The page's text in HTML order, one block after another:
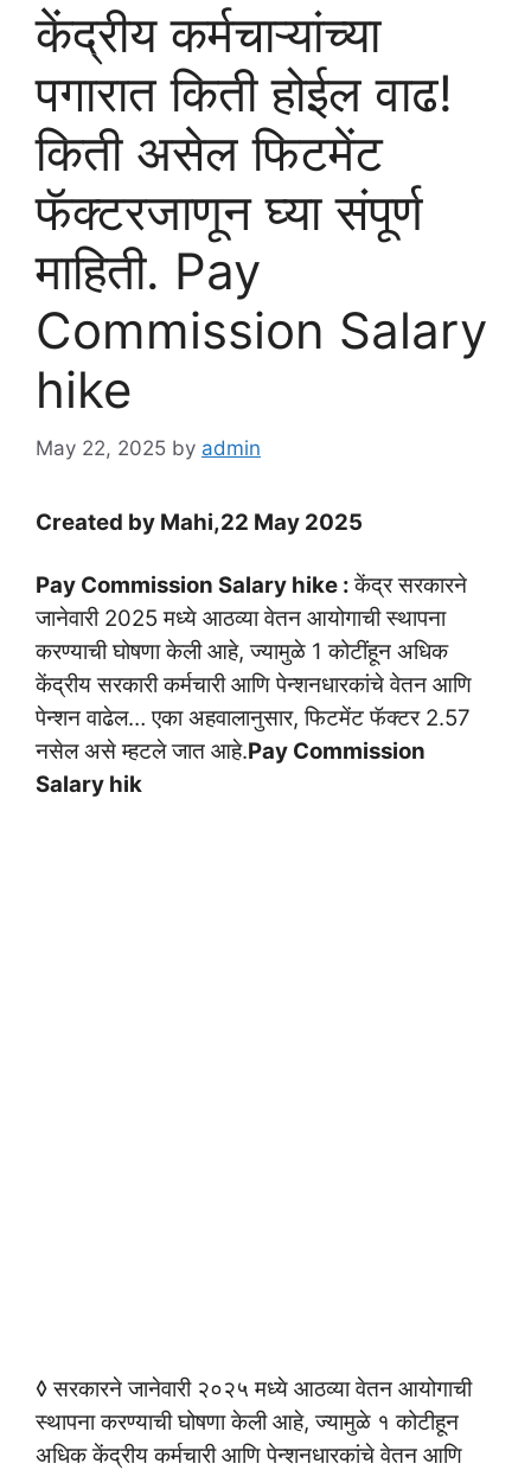
केंद्रीय कर्मचाऱ्यांच्या
पगारात किती होईल वाढ!
किती असेल फिटमेंट
फॅक्टरजाणून घ्या संपूर्ण
माहिती. Pay
Commission Salary
hike
May 22, 2025 by admin
Created by Mahi,22 May 2025
Pay Commission Salary hike :केंद्र सरकारने
जानेवारी 2025 मध्ये आठव्या वेतन आयोगाची स्थापना
करण्याची घोषणा केली आहे, ज्यामुळे 1 कोटींहून अधिक
केंद्रीय सरकारी कर्मचारी आणि पेन्शनधारकांचे वेतन आणि
पेन्शन वाढेल… एका अहवालानुसार, फिटमेंट फॅक्टर 2.57
नसेल असे म्हटले जात आहे.Pay Commission
Salary hik
◊ सरकारने जानेवारी २०२५ मध्ये आठव्या वेतन आयोगाची
स्थापना करण्याची घोषणा केली आहे, ज्यामुळे १ कोटीहून
अधिक केंद्रीय कर्मचारी आणि पेन्शनधारकांचे वेतन आणि